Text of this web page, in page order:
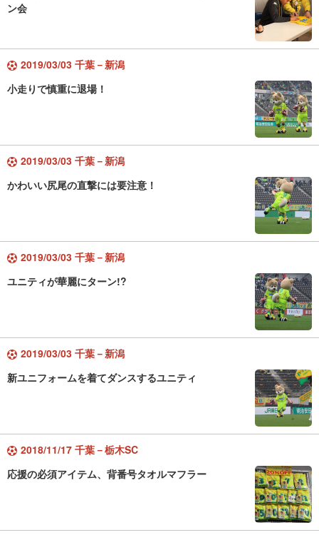
ン会
2019/03/03 千葉－新潟
小走りで慎重に退場！
2019/03/03 千葉－新潟
かわいい尻尾の直撃には要注意！
2019/03/03 千葉－新潟
ユニティが華麗にターン!?
2019/03/03 千葉－新潟
新ユニフォームを着てダンスするユニティ
2018/11/17 千葉－栃木SC
応援の必須アイテム、背番号タオルマフラー